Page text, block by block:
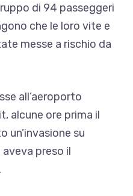
di 94 passeggeri
che le loro vite e
messe a rischio da
all’aeroporto
alcune ore prima il
un’invasione su
preso il